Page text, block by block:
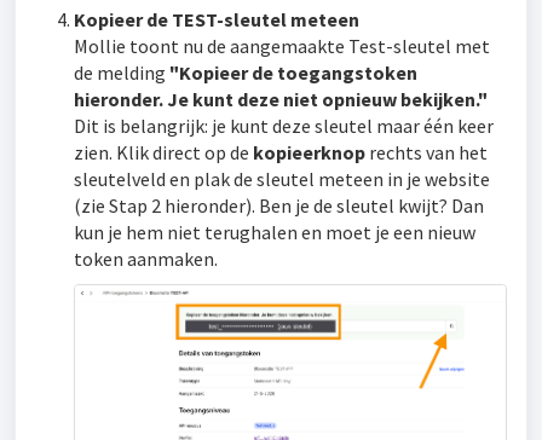
Kopieer de TEST-sleutel meteen
Mollie toont nu de aangemaakte Test-sleutel met
de melding "Kopieer de toegangstoken
hieronder. Je kunt deze niet opnieuw bekijken."
Dit is belangrijk: je kunt deze sleutel maar één keer
zien. Klik direct op de kopieerknop rechts van het
sleutelveld en plak de sleutel meteen in je website
(zie Stap 2 hieronder). Ben je de sleutel kwijt? Dan
kun je hem niet terughalen en moet je een nieuw
token aanmaken.